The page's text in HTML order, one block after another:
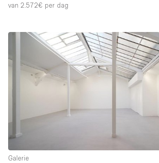
van 2.572€ per dag
Galerie